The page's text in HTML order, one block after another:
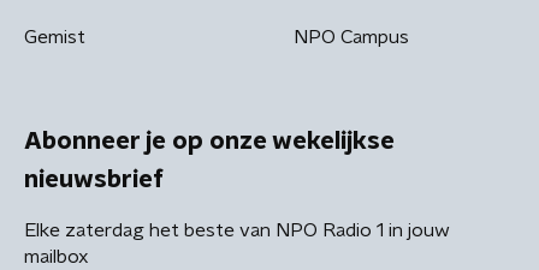
Gemist NPO Campus
Abonneer je op onze wekelijkse
nieuwsbrief
Elke zaterdag het beste van NPO Radio 1 in jouw
mailbox